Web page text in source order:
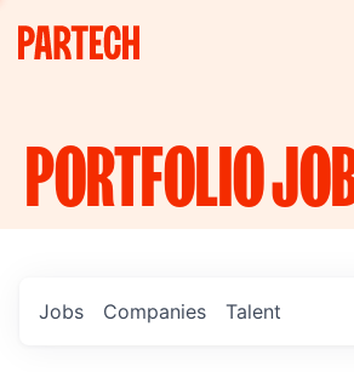
PORTFOLIO
Jobs Companies Talent